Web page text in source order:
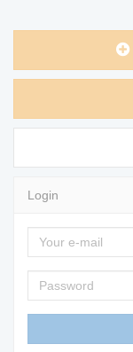
Login